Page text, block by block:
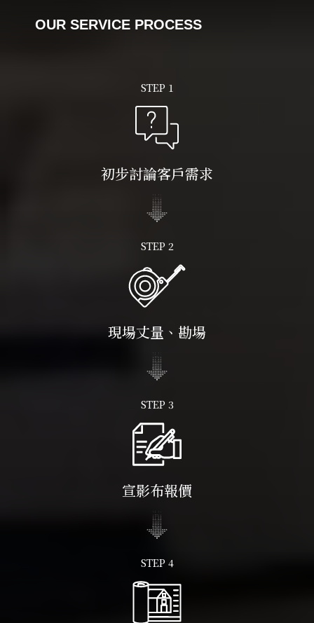
OUR SERVICE PROCESS
STEP 1
初步討論客戶需求
STEP 2
現場丈量、勘場
STEP 3
宣影布報價
STEP 4